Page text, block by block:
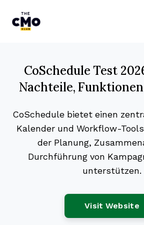
CoSchedule Test
Nachteile,
CoSchedule bietet einen
Kalender und Workflow-
der Planung,
Durchführung von
unterstützen.
Visit Website